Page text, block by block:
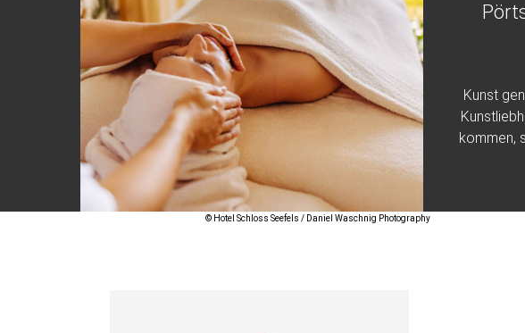
Kunst
kommen,
© Hotel Schloss Seefels / Daniel Waschnig Photography